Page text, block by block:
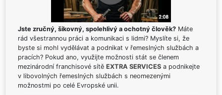
Jste zručný, šikovný, spolehlivý a ochotný člověk? Máte
rád všestrannou práci a komunikaci s lidmi? Myslíte si, že
byste si mohl vydělávat a podnikat v řemeslných službách a
pracích? Pokud ano, využijte možnosti stát se členem
mezinárodní franchisové sítě EXTRA SERVICES a podnikejte
v libovolných řemeslných službách s neomezenými
možnostmi po celé Evropské unii.